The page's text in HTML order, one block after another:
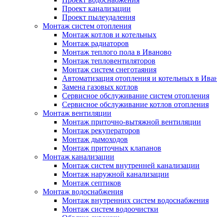
Проект канализации
Проект пылеудаления
Монтаж систем отопления
Монтаж котлов и котельных
Монтаж радиаторов
Монтаж теплого пола в Иваново
Монтаж тепловентиляторов
Монтаж систем снеготаяния
Автоматизация отопления и котельных в
Замена газовых котлов
Сервисное обслуживание систем отопления
Сервисное обслуживание котлов отопления
Монтаж вентиляции
Монтаж приточно-вытяжной вентиляции
Монтаж рекуператоров
Монтаж дымоходов
Монтаж приточных клапанов
Монтаж канализации
Монтаж систем внутренней канализации
Монтаж наружной канализации
Монтаж септиков
Монтаж водоснабжения
Монтаж внутренних систем водоснабжения
Монтаж систем водоочистки